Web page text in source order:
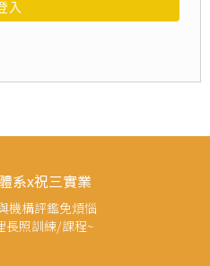
入
系x祝三實業
機構評鑑免煩惱
長照訓練/課程~